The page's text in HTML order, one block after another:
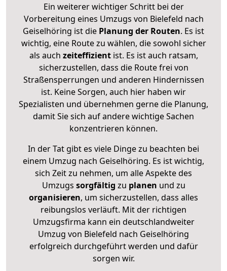
Ein weiterer wichtiger Schritt bei der
Vorbereitung eines Umzugs von Bielefeld nach
Geiselhöring ist die Planung der Routen. Es ist
wichtig, eine Route zu wählen, die sowohl sicher
als auch zeiteffizientist. Es ist auch ratsam,
sicherzustellen, dass die Route frei von
Straßensperrungen und anderen Hindernissen
ist. Keine Sorgen, auch hier haben wir
Spezialisten und übernehmen gerne die Planung,
damit Sie sich auf andere wichtige Sachen
konzentrieren können.
In der Tat gibt es viele Dinge zu beachten bei
einem Umzug nach Geiselhöring. Es ist wichtig,
sich Zeit zu nehmen, um alle Aspekte des
Umzugs sorgfältig zu planen und zu
organisieren, um sicherzustellen, dass alles
reibungslos verläuft. Mit der richtigen
Umzugsfirma kann ein deutschlandweiter
Umzug von Bielefeld nach Geiselhöring
erfolgreich durchgeführt werden und dafür
sorgen wir.